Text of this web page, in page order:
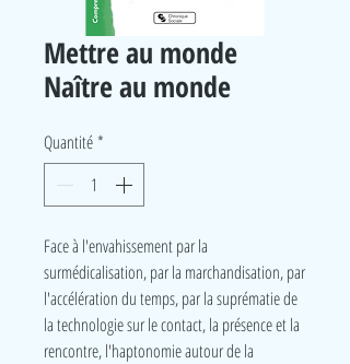
Mettre au monde
Naître au monde
Quantité *
Face à l'envahissement par la
surmédicalisation, par la marchandisation, par
l'accélération du temps, par la suprématie de
la technologie sur le contact, la présence et la
rencontre, l'haptonomie autour de la